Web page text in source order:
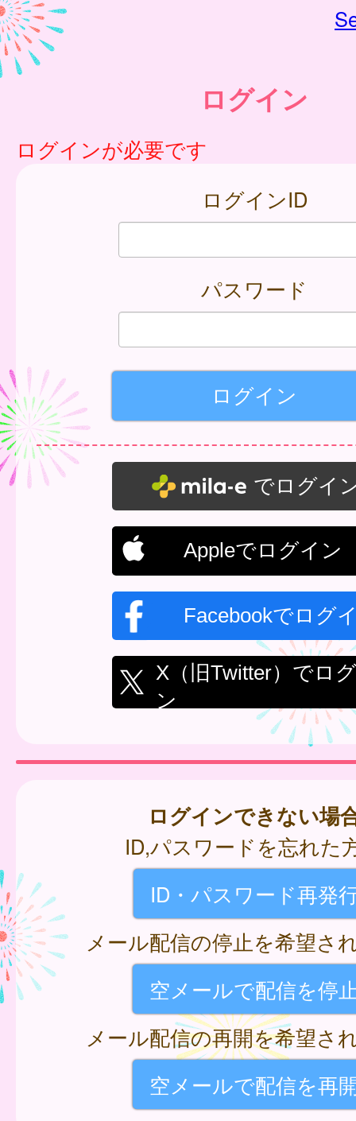
ログイン
ログインが必要です
ログインID
パスワード
でログイ
Appleでログイン
Facebookでログ
X（旧Twitter）でロ
ン
ログインできない場
ID,パスワードを忘れた
ID・パスワード再発
メール配信の停止を希望さ
空メールで配信を停
メール配信の再開を希望さ
空メールで配信を再